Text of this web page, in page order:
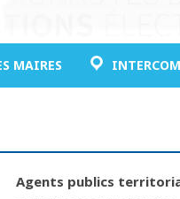
MAIRES
Agents publics